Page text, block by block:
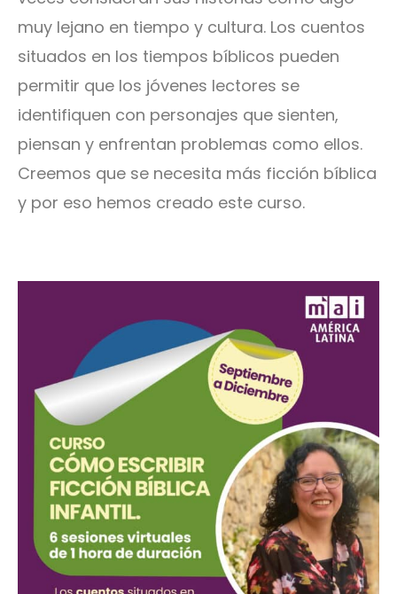
muy lejano en tiempo y cultura. Los cuentos
situados en los tiempos bíblicos pueden
permitir que los jóvenes lectores se
identifiquen con personajes que sienten,
piensan y enfrentan problemas como ellos.
Creemos que se necesita más ficción bíblica
y por eso hemos creado este curso.